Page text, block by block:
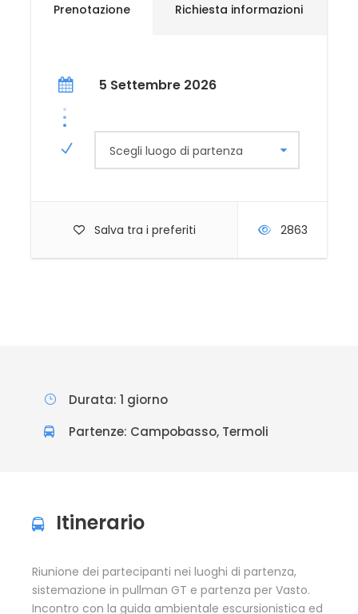
Prenotazione Richiesta informazioni
5 Settembre 2026
Scegli luogo di partenza
Salva tra i preferiti 2863
Durata: 1 giorno
Partenze: Campobasso, Termoli
Itinerario
Riunione dei partecipanti nei luoghi di partenza,
sistemazione in pullman GT e partenza per Vasto.
Incontro con la guida ambientale escursionistica ed